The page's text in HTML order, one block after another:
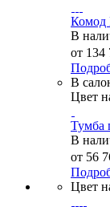
Комод
В
от 134
В
Цвет
Тумба
В
от 56
Цвет